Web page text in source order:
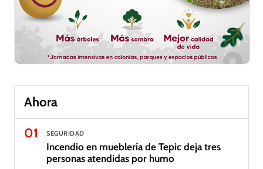
Ahora
01
SEGURIDAD
Incendio en mueblería de Tepic deja tres
personas atendidas por humo